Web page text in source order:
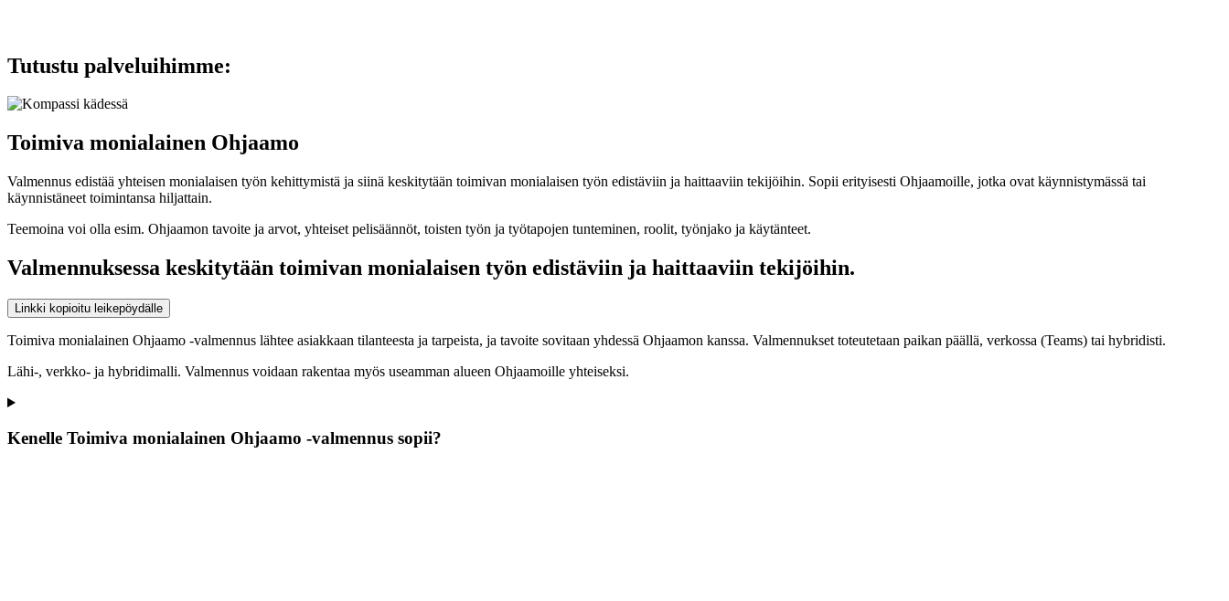
Tutustu palveluihimme:
Toimiva monialainen Ohjaamo
Valmennus edistää yhteisen monialaisen työn kehittymistä ja siinä keskitytään toimivan monialaisen työn edistäviin ja haittaaviin tekijöihin. Sopii erityisesti Ohjaamoille, jotka ovat käynnistymässä tai
käynnistäneet toimintansa hiljattain.
Teemoina voi olla esim. Ohjaamon tavoite ja arvot, yhteiset pelisäännöt, toisten työn ja työtapojen tunteminen, roolit, työnjako ja käytänteet.
Valmennuksessa keskitytään toimivan monialaisen työn edistäviin ja haittaaviin tekijöihin.
Linkki kopioitu leikepöydälle
Toimiva monialainen Ohjaamo -valmennus lähtee asiakkaan tilanteesta ja tarpeista, ja tavoite sovitaan yhdessä Ohjaamon kanssa. Valmennukset toteutetaan paikan päällä, verkossa (Teams) tai hybridisti.
Lähi-, verkko- ja hybridimalli. Valmennus voidaan rakentaa myös useamman alueen Ohjaamoille yhteiseksi.
Kenelle Toimiva monialainen Ohjaamo -valmennus sopii?